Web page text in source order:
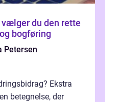
vælger du den rette
bogføring
Petersen
Ekstra
betegnelse, der